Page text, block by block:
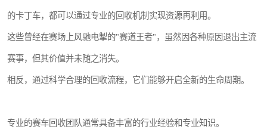
的卡丁车，都可以通过专业的回收机制实现资源再利用。
这些曾经在赛场上风驰电掣的"赛道王者"，虽然因各种原因退出主流
赛事，但其价值并未随之消失。
相反，通过科学合理的回收流程，它们能够开启全新的生命周期。
专业的赛车回收团队通常具备丰富的行业经验和专业知识。